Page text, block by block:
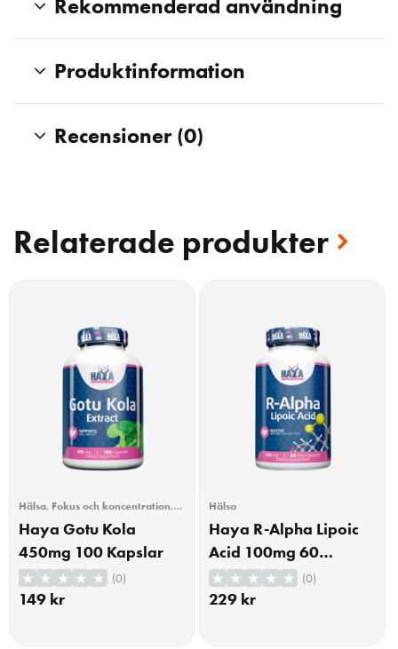
Rekommenderad användning
Produktinformation
Recensioner (0)
Relaterade produkter
Hälsa, Fokus och koncentration,
Hår, hud & naglar
Haya Gotu Kola
450mg 100 Kapslar
(0)
149 kr
Hälsa
Haya R-Alpha Lipoic
Acid 100mg 60
Kapslar
(0)
229 kr